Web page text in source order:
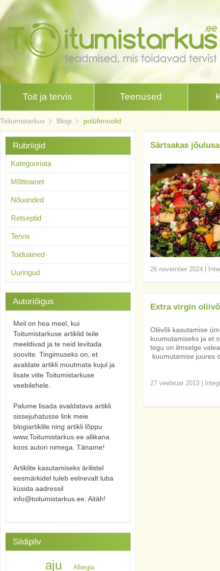
Toit ja tervis Teenused
Toitumistarkus Blogi polüfenoolid
Särtsakas
26 november 2024
Extra virgin
Oliivõli kasutamise
kuumutamiseks ja et
tegu on ilmselge
kuumutamise juures
27 veebruar 2013
Rubriigid
Kategooriata
Mõtteainet
Nõuanded
Retseptid
Tervis
Toiduained
Uuringud
Autoriõigus
Meil on hea meel, kui
Toitumistarkuse artiklid teile
meeldivad ja te neid levitada
soovite. Tingimuseks on, et
avaldate artikli muutmata kujul ja
lisate viite Toitumistarkuse
veebilehele.
Palume lisada avaldatava artikli
sissejuhatusse link meie
blogiartiklile ning artikli lõppu
www.Toitumistarkus.ee allikana
koos autori nimega. Täname!
Artiklite kasutamiseks ärilistel
eesmärkidel tuleb eelnevalt luba
küsida aadressil
info@toitumistarkus.ee. Aitäh!
Sildipilv
aju Allergia